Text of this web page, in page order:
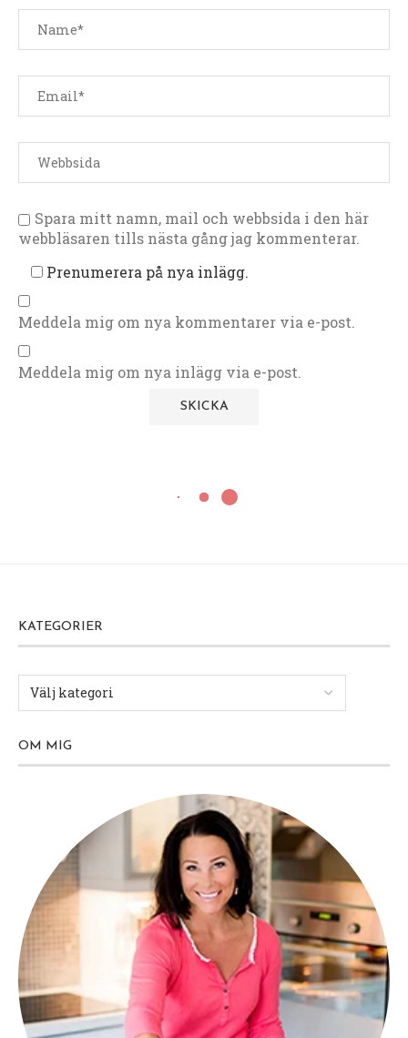
Spara mitt namn, mail och webbsida i den här
webbläsaren tills nästa gång jag kommenterar.
Prenumerera på nya inlägg.
Meddela mig om nya kommentarer via e-post.
Meddela mig om nya inlägg via e-post.
KATEGORIER
OM MIG